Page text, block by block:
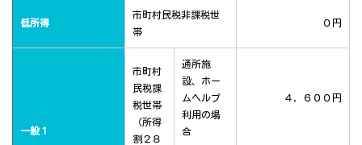
低所得
市町村民税非課税世
帯
０円
一般１
市町村
民税課
税世帯
（所得
割２８
通所施
設、ホー
ムヘルプ
利用の場
合
４，６００円